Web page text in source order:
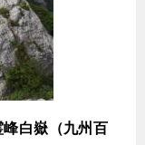
白嶽（九州百